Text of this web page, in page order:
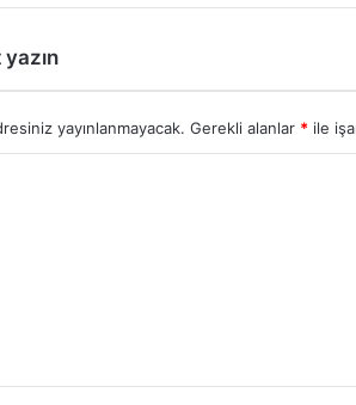
yazın
yayınlanmayacak. Gerekli alanlar * ile